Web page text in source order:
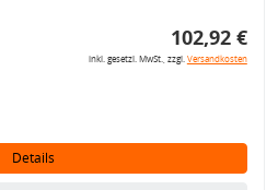
102,92 €
inkl. gesetzl. MwSt., zzgl.Versandkosten
Details